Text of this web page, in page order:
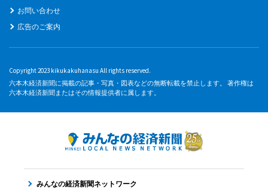
お問い合わせ
広告のご案内
Copyright 2023 kikukakuhanasu All rights reserved.
六本木経済新聞に掲載の記事・写真・図表などの無断転載を禁止します。 著作権は
六本木経済新聞またはその情報提供者に属します。
みんなの経済新聞ネットワーク